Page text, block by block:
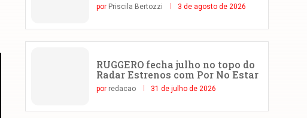
por Priscila Bertozzi 3 de agosto de 2026
RUGGERO fecha julho no topo do
Radar Estrenos com Por No Estar
por redacao 31 de julho de 2026